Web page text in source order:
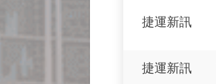
捷運新訊
捷運新訊